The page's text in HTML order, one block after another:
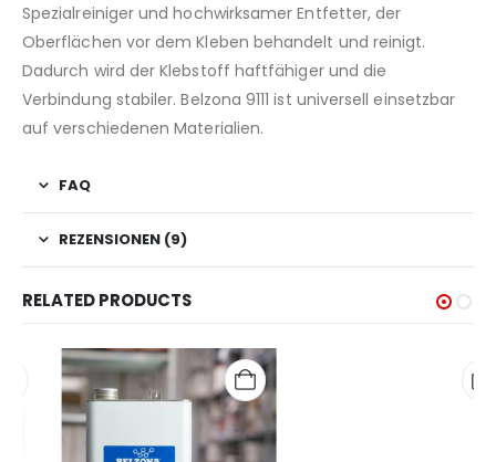
Spezialreiniger und hochwirksamer Entfetter, der
Oberflächen vor dem Kleben behandelt und reinigt.
Dadurch wird der Klebstoff haftfähiger und die
Verbindung stabiler. Belzona 9111 ist universell einsetzbar
auf verschiedenen Materialien.
FAQ
REZENSIONEN (9)
RELATED PRODUCTS